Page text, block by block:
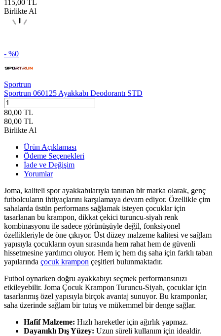
115,00 TL
Birlikte Al
- %0
Sportrun
Sportrun 060125 Ayakkabı Deodorantı STD
80,00 TL
80,00 TL
Birlikte Al
Ürün Açıklaması
Ödeme Seçenekleri
İade ve Değişim
Yorumlar
Joma, kaliteli spor ayakkabılarıyla tanınan bir marka olarak, genç
futbolcuların ihtiyaçlarını karşılamaya devam ediyor. Özellikle çim
sahalarda üstün performans sağlamak isteyen çocuklar için
tasarlanan bu krampon, dikkat çekici turuncu-siyah renk
kombinasyonu ile sadece görünüşüyle değil, fonksiyonel
özellikleriyle de öne çıkıyor. Üst düzey malzeme kalitesi ve sağlam
yapısıyla çocukların oyun sırasında hem rahat hem de güvenli
hissetmesine yardımcı oluyor. Hem iç hem dış saha için farklı taban
yapılarında çocuk krampon çeşitleri bulunmaktadır.
Futbol oynarken doğru ayakkabıyı seçmek performansınızı
etkileyebilir. Joma Çocuk Krampon Turuncu-Siyah, çocuklar için
tasarlanmış özel yapısıyla birçok avantaj sunuyor. Bu kramponlar,
saha üzerinde sağlam bir tutuş ve mükemmel bir denge sağlar.
Hafif Malzeme: Hızlı hareketler için ağırlık yapmaz.
Dayanıklı Dış Yüzey: Uzun süreli kullanım için idealdir.